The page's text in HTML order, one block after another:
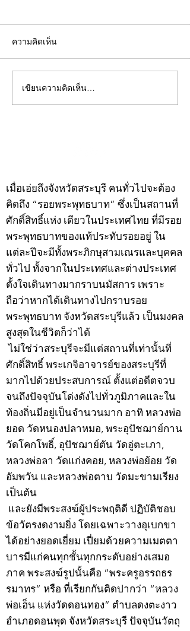
คอลัมน์"จับชีพจรวงการ
พระ"ประจำพุธที่ 29
ความคิดเห็น
เขียนความคิดเห็น…
เมื่อเอ่ยถึงจังหวัดสระบุรี คนทั่วไปจะต้อง
คิดถึง “รอยพระพุทธบาท” ซึ่งเป็นสถานที่
ศักดิ์สิทธิ์แห่ง เดียวในประเทศไทย ที่มีรอย
พระพุทธบาทของแท้ประทับรอยอยู่ ใน
แต่ละปีจะมีทั้งพระภิกษุสามเณรและบุคคล
ทั่วไป ทั้งจากในประเทศและต่างประเทศ
ตั้งใจเดินทางมากราบนมัสการ เพราะ
ถือว่าหากได้เดินทางไปกราบรอย
พระพุทธบาท จังหวัดสระบุรีแล้ว เป็นมงคล
สูงสุดในชีวิตก็ว่าได้
ไม่ใช่ว่าสระบุรีจะมีแต่สถานที่เท่านั้นที่
ศักดิ์สิทธิ์ พระเกจิอาจารย์ของสระบุรีที่
มากไปด้วยประสบการณ์ ตั้งแต่อดีตจวบ
จนถึงปัจจุบันโด่งดังไปทั่วภูมิภาคและใน
ท้องถิ่นมีอยู่เป็นจำนวนมาก อาทิ หลวงพ่อ
ยอด วัดหนองปลาหมอ, พระอุปัชฌาย์กาน
วัดโคกโพธิ์, อุปัชฌาย์ตัน วัดอู่ตะเภา,
หลวงพ่อลา วัดแก่งคอย, หลวงพ่อย้อย วัด
อัมพวัน และหลวงพ่อตาบ วัดมะขามเรียง
เป็นต้น
และยังมีพระสงฆ์ผู้ประพฤติดี ปฏิบัติชอบ
ข้อวัตรงดงามยิ่ง โดยเฉพาะวางอุเบกขา
ได้อย่างยอดเยี่ยม เปี่ยมด้วยความเมตตา
บารมีแก่คนทุกชั้นทุกกระดับอย่างเสมอ
ภาค พระสงฆ์รูปนั้นคือ “พระครูอรรถธร
รมาทร” หรือ ที่เรียกกันติดปากว่า “หลวง
พ่อเฮ็น แห่งวัดดอนทอง” ตำบลดงตะงาว
อำเภอดอนพุด จังหวัดสระบุรี ปัจจุบันวัตถุ